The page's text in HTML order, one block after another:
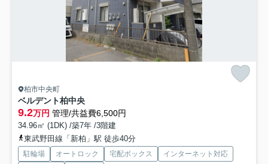
柏市中央町
ベルデント柏中央
9.2万円 管理/共益費6,500円
34.96㎡ (1DK) /築7年 /3階建
東武野田線「新柏」駅 徒歩40分
駐輪場 オートロック 宅配ボックス
インターネット対応